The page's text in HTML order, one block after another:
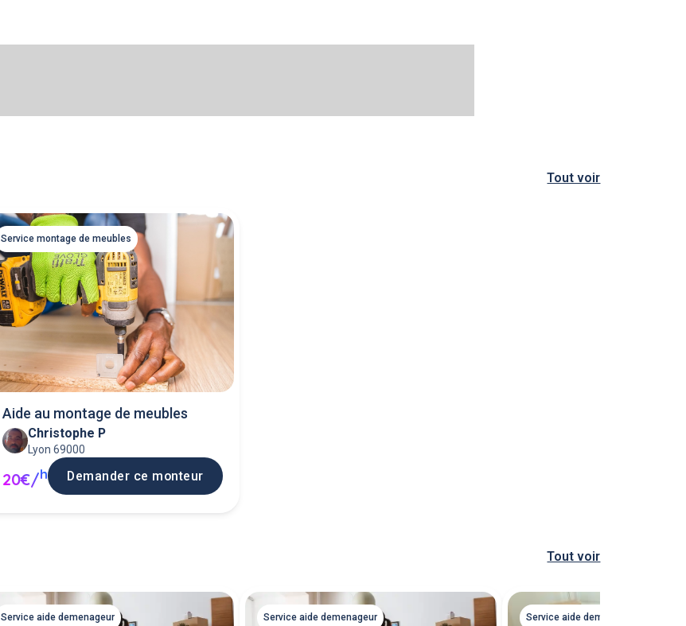
Tout voir
Service montage de meubles
Aide au montage de meubles
Christophe P
Lyon 69000
20€/h Demander ce monteur
Tout voir
Service aide demenageur Service aide demenageur Service aide demenageur